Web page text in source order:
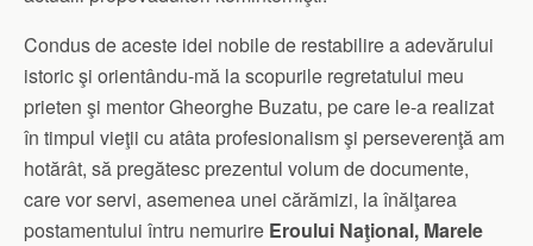
Condus de aceste idei nobile de restabilire a adevărului
istoric şi orientându-mă la scopurile regretatului meu
prieten şi mentor Gheorghe Buzatu, pe care le-a realizat
în timpul vieţii cu atâta profesionalism şi perseverenţă am
hotărât, să pregătesc prezentul volum de documente,
care vor servi, asemenea unei cărămizi, la înălţarea
postamentului întru nemurire Eroului Naţional, Marele